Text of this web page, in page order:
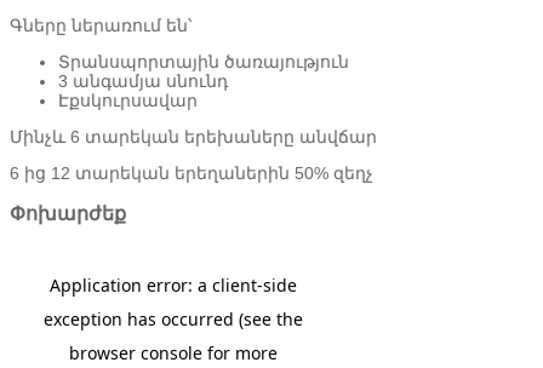
Գները ներառում են՝
Տրանսպորտային ծառայություն
3 անգամյա սնունդ
Էքսկուրսավար
Մինչև 6 տարեկան երեխաները անվճար
6 ից 12 տարեկան երեղաներին 50% զեղչ
Փոխարժեք